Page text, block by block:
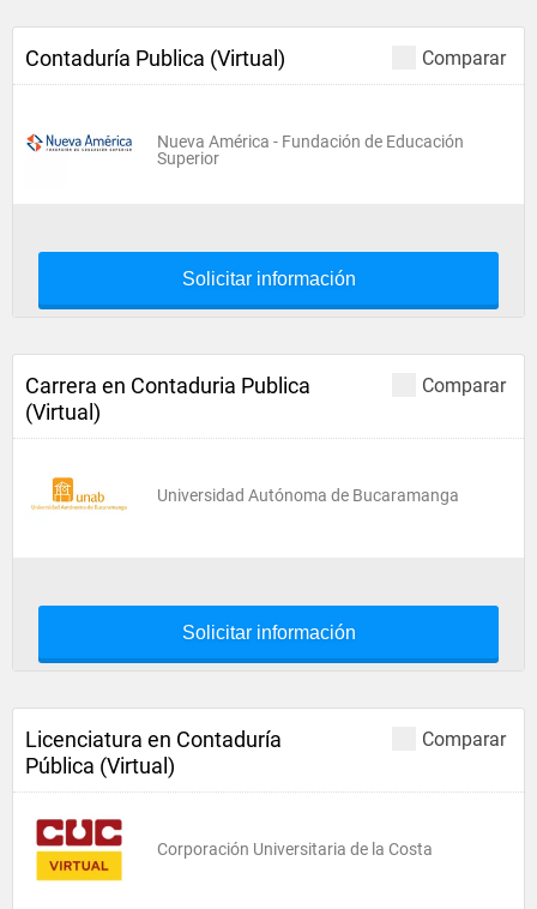
Comparar
Contaduría Publica (Virtual)
Nueva América - Fundación de Educación
Superior
Solicitar información
Comparar
Carrera en Contaduria Publica
(Virtual)
Universidad Autónoma de Bucaramanga
Solicitar información
Comparar
Licenciatura en Contaduría
Pública (Virtual)
Corporación Universitaria de la Costa